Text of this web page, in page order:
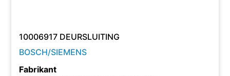
10006917 DEURSLUITING
BOSCH/SIEMENS
Fabrikant